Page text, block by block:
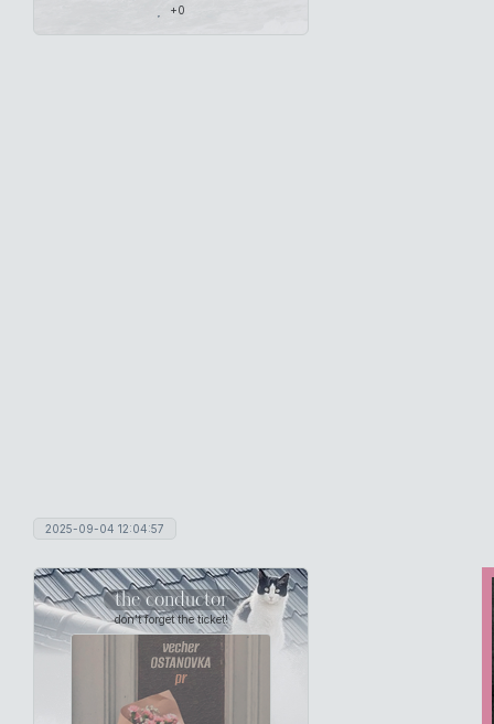
+0
2025-09-04 12:04:57
the conductor
don't forget the ticket!